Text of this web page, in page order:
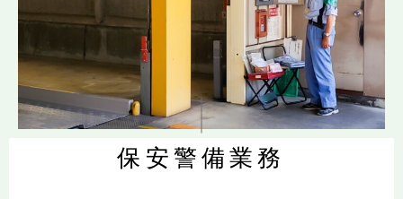
保安警備業務